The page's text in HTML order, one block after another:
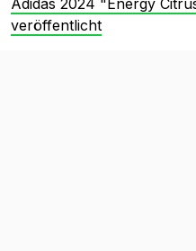
veröffentlicht